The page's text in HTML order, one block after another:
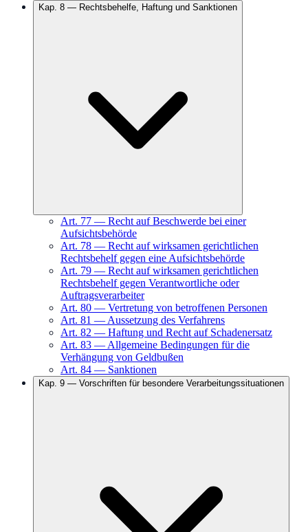
Kap. 8 — Rechtsbehelfe, Haftung und Sanktionen
Art. 77 — Recht auf Beschwerde bei einer
Aufsichtsbehörde
Art. 78 — Recht auf wirksamen gerichtlichen
Rechtsbehelf gegen eine Aufsichtsbehörde
Art. 79 — Recht auf wirksamen gerichtlichen
Rechtsbehelf gegen Verantwortliche oder
Auftragsverarbeiter
Art. 80 — Vertretung von betroffenen Personen
Art. 81 — Aussetzung des Verfahrens
Art. 82 — Haftung und Recht auf Schadenersatz
Art. 83 — Allgemeine Bedingungen für die
Verhängung von Geldbußen
Art. 84 — Sanktionen
Kap. 9 — Vorschriften für besondere Verarbeitungssituationen